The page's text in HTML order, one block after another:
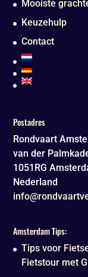
Mooiste
Keuzehulp
Contact
Postadres
Rondvaart
van der
1051RG
Nederland
Amsterdam Tips:
Tips voor
Fietstour met